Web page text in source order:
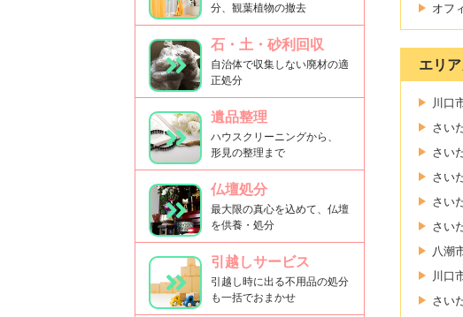
オフ
エリ
川口
さい
さい
さい
さい
さい
八潮
川口
さい
分、観葉植物の撤去
石・土・砂利回収
自治体で収集しない廃材の適
正処分
遺品整理
ハウスクリーニングから、
形見の整理まで
仏壇処分
最大限の真心を込めて、仏壇
を供養・処分
引越しサービス
引越し時に出る不用品の処分
も一括でおまかせ